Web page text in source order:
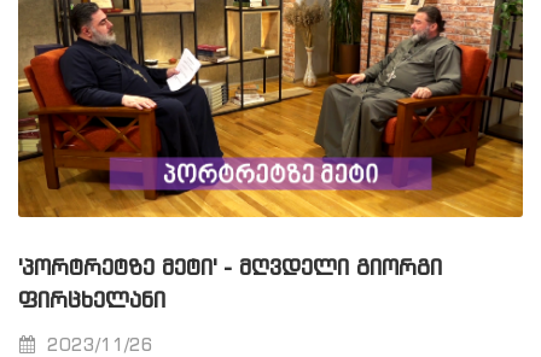
'ᲞᲝᲠᲢᲠᲔᲢᲖᲔ ᲛᲔᲢᲘ' - ᲛᲦᲕᲓᲔᲚᲘ ᲒᲘᲝᲠᲒᲘ
ᲤᲘᲠᲪᲮᲔᲚᲐᲜᲘ
2023/11/26